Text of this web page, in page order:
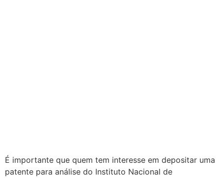
É importante que quem tem interesse em depositar uma
patente para análise do Instituto Nacional de